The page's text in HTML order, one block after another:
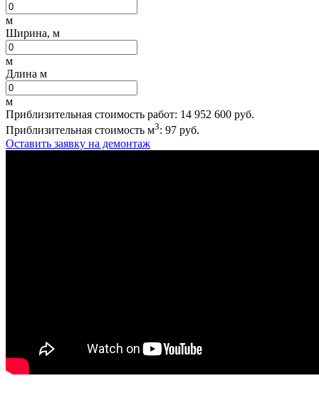
м
Ширина, м
м
Длина м
м
Приблизительная стоимость работ: 14 952 600 руб.
Приблизительная стоимость м3: 97 руб.
Оставить заявку на демонтаж